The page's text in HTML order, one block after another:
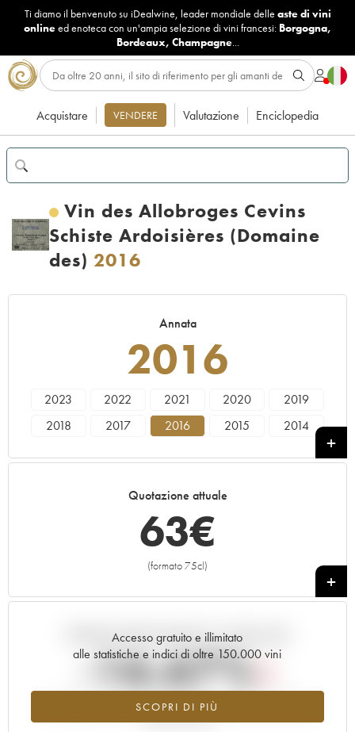
Ti diamo il benvenuto su iDealwine, leader mondiale delle aste di vini
onlineed enoteca con un'ampia selezione di vini francesi: Borgogna,
Bordeaux, Champagne...
Acquistare VENDERE Valutazione Enciclopedia
Vin des Allobroges Cevins
Schiste Ardoisières (Domaine
des) 2016
Annata
2016
2023 2022 2021 2020
2019
2018
2017 2016 2015
2014
Quotazione attuale
63€
(formato 75cl)
+
Accesso gratuito e illimitato
alle statistiche e indici di oltre 150.000 vini
SCOPRI DI PIÙ
Andamento della quotazione in tempo reale
-16.67%
Tendenza al ribasso per il valore dell'annata 2016 nel 2026